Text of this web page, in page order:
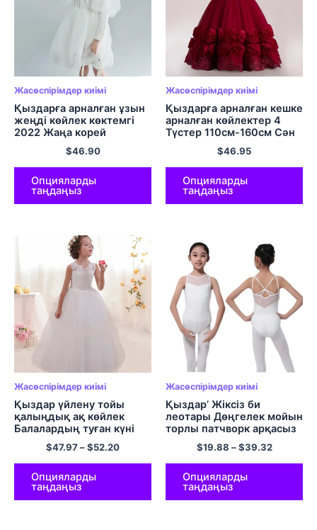
Жасөспірімдер киімі
Қыздарға арналған ұзын
жеңді көйлек көктемгі
2022 Жаңа корей
балаларының бір түсті
көйлек жеңі асыл
ханшайым көйлектері
күзгі балалар киімі
$46.90
Опцияларды
таңдаңыз
Жасөспірімдер киімі
Қыздарға арналған кешке
арналған көйлектер 4
Түстер 110см-160см Сән
көйлек Ұзын көйлек
Балалардың туған күні
той костюмдері Ақ
фортепиано орындауы
$46.95
Опцияларды
таңдаңыз
Жасөспірімдер киімі
Қыздар үйлену тойы
қалыңдық ақ көйлек
Балалардың туған күні
көйлегі Шілтер ханшайым
кеші Гүлді гүлдер кешкі
балалар киімі 10 12 13 Ы
$47.97–$52.20
Опцияларды
таңдаңыз
Жасөспірімдер киімі
Қыздар’ Жіксіз би
леотары Дөңгелек мойын
торлы патчворк арқасыз
итарқа дене костюмі
балет гимнастикасына
арналған би киімі 4-15
Жылдар
$19.88 –$39.32
Опцияларды
таңдаңыз